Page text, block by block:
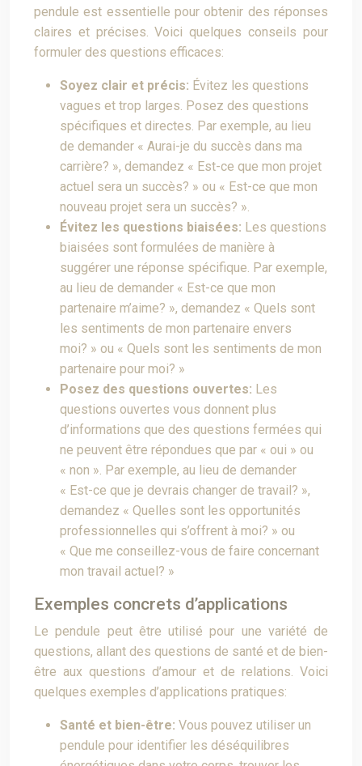
pendule est essentielle pour obtenir des réponses
claires et précises. Voici quelques conseils pour
formuler des questions efficaces:
Soyez clair et précis: Évitez les questions
vagues et trop larges. Posez des questions
spécifiques et directes. Par exemple, au lieu
de demander « Aurai-je du succès dans ma
carrière? », demandez « Est-ce que mon projet
actuel sera un succès? » ou « Est-ce que mon
nouveau projet sera un succès? ».
Évitez les questions biaisées: Les questions
biaisées sont formulées de manière à
suggérer une réponse spécifique. Par exemple,
au lieu de demander « Est-ce que mon
partenaire m’aime? », demandez « Quels sont
les sentiments de mon partenaire envers
moi? » ou « Quels sont les sentiments de mon
partenaire pour moi? »
Posez des questions ouvertes: Les
questions ouvertes vous donnent plus
d’informations que des questions fermées qui
ne peuvent être répondues que par « oui » ou
« non ». Par exemple, au lieu de demander
« Est-ce que je devrais changer de travail? »,
demandez « Quelles sont les opportunités
professionnelles qui s’offrent à moi? » ou
« Que me conseillez-vous de faire concernant
mon travail actuel? »
Exemples concrets d’applications
Le pendule peut être utilisé pour une variété de
questions, allant des questions de santé et de bien-
être aux questions d’amour et de relations. Voici
quelques exemples d’applications pratiques:
Santé et bien-être: Vous pouvez utiliser un
pendule pour identifier les déséquilibres